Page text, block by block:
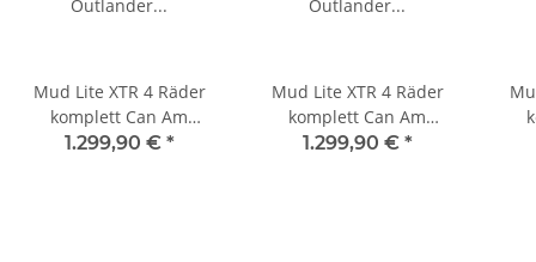
Mud Lite XTR 4 Räder
komplett Can Am
Outlander 25x8-12 /
1.299,90 € *
Mud Lite XTR 4 Räder
komplett Can Am
Outlander 26x9-12 /
1.299,90 € *